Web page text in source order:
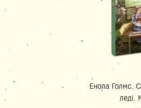
Енола Голмс.
леді.